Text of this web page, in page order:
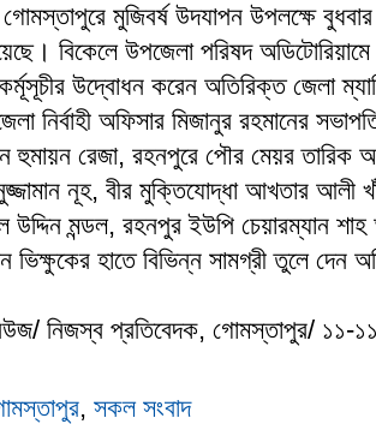
গোমস্তাপুরে মুজিবর্ষ উদযাপন উপলক্ষে
বিকেলে উপজেলা পরিষদ
উদ্বোধন করেন অতিরিক্ত জেলা
নির্বাহী অফিসার মিজানুর রহমানের
হুমায়ন রেজা, রহনপুরে পৌর মেয়র
নূহ, বীর মুক্তিযোদ্ধা আখতার
উদ্দিন মন্ডল, রহনপুর ইউপি চেয়ারম্যান
হাতে বিভিন্ন সামগ্রী তুলে দেন
নিজস্ব প্রতিবেদক, গোমস্তাপুর/ ১১-
, সকল সংবাদ